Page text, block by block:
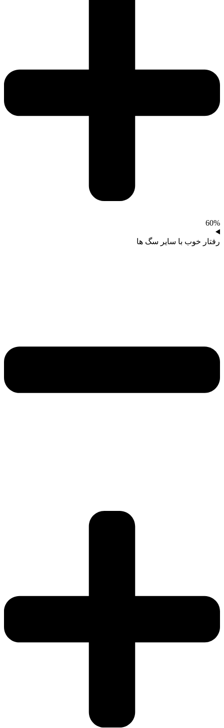
60%
رفتار خوب با سایر سگ ها